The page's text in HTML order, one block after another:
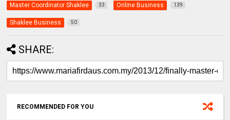
Master Coordinator Shaklee 33 Online Business 139
Shaklee Business 50
SHARE:
RECOMMENDED FOR YOU